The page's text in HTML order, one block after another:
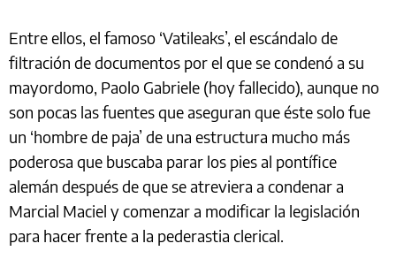
Entre ellos, el famoso ‘Vatileaks’, el escándalo de
filtración de documentos por el que se condenó a su
mayordomo, Paolo Gabriele (hoy fallecido), aunque no
son pocas las fuentes que aseguran que éste solo fue
un ‘hombre de paja’ de una estructura mucho más
poderosa que buscaba parar los pies al pontífice
alemán después de que se atreviera a condenar a
Marcial Maciel y comenzar a modificar la legislación
para hacer frente a la pederastia clerical.